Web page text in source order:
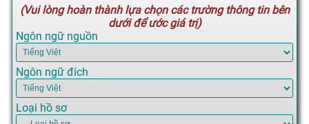
(Vui lòng hoàn thành lựa chọn các trường thông tin bên
dưới để ước giá trị)
Ngôn ngữ nguồn
Ngôn ngữ đích
Loại hồ sơ